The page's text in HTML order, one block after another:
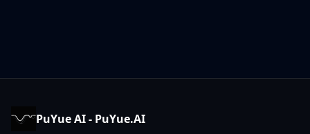
PuYue AI - PuYue.AI